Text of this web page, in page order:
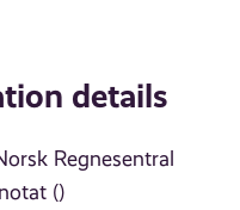
details
Regnesentral
()